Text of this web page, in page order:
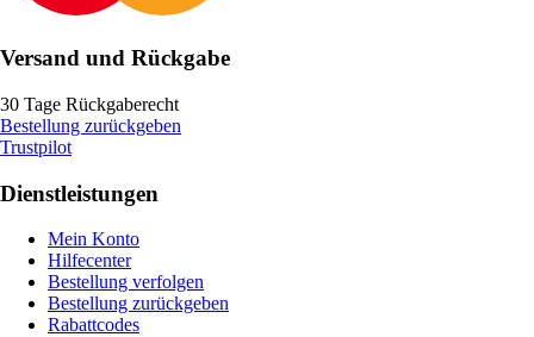
Versand und Rückgabe
30 Tage Rückgaberecht
Bestellung zurückgeben
Trustpilot
Dienstleistungen
Mein Konto
Hilfecenter
Bestellung verfolgen
Bestellung zurückgeben
Rabattcodes